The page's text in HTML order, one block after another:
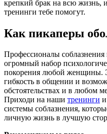
крепкий брак на всю жизнь,
тренинги тебе помогут.
Как пикаперы
Профессионалы
огромный набор
покорения любой женщины.
гибкость в общении и
обстоятельствах и в любом
Приходи на наши тренинги
системы соблазнения,
личную жизнь в лучшую